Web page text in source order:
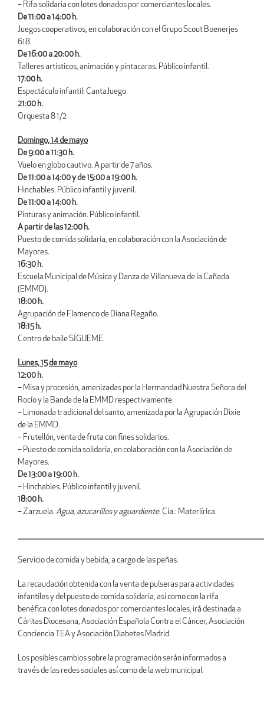
– Rifa solidaria con lotes donados por comerciantes locales.
De 11:00 a 14:00 h.
Juegos cooperativos, en colaboración con el Grupo Scout Boenerjes
618.
De 16:00 a 20:00 h.
Talleres artísticos, animación y pintacaras. Público infantil.
17:00 h.
Espectáculo infantil: CantaJuego
21:00 h.
Orquesta 8 1/2
Domingo, 14 de mayo
De 9:00 a 11:30 h.
Vuelo en globo cautivo. A partir de 7 años.
De 11:00 a 14:00 y de 15:00 a 19:00 h.
Hinchables. Público infantil y juvenil.
De 11:00 a 14:00 h.
Pinturas y animación. Público infantil.
A partir de las 12:00 h.
Puesto de comida solidaria, en colaboración con la Asociación de
Mayores.
16:30 h.
Escuela Municipal de Música y Danza de Villanueva de la Cañada
(EMMD).
18:00 h.
Agrupación de Flamenco de Diana Regaño.
18:15 h.
Centro de baile SÍGUEME.
Lunes, 15 de mayo
12:00 h.
– Misa y procesión, amenizadas por la Hermandad Nuestra Señora del
Rocío y la Banda de la EMMD respectivamente.
– Limonada tradicional del santo, amenizada por la Agrupación Dixie
de la EMMD.
– Frutellón, venta de fruta con fines solidarios.
– Puesto de comida solidaria, en colaboración con la Asociación de
Mayores.
De 13:00 a 19:00 h.
– Hinchables. Público infantil y juvenil.
18:00 h.
– Zarzuela. Agua, azucarillos y aguardiente. Cía.: Materlírica
Servicio de comida y bebida, a cargo de las peñas.
La recaudación obtenida con la venta de pulseras para actividades
infantiles y del puesto de comida solidaria, así como con la rifa
benéfica con lotes donados por comerciantes locales, irá destinada a
Cáritas Diocesana, Asociación Española Contra el Cáncer, Asociación
Conciencia TEA y Asociación Diabetes Madrid.
Los posibles cambios sobre la programación serán informados a
través de las redes sociales así como de la web municipal.